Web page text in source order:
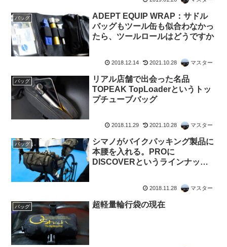
バッグ
ADEPT EQUIP WRAP：サドル
バッグもツール缶も似合わなかっ
たら、ツールロールはどうですか
2018.12.14 2021.10.28 マスター
バッグ
リアル店舗で出会った名品
TOPEAK TopLoaderというトッ
プチューブバッグ
2018.11.29 2021.10.28 マスター
バッグ
シマノがバイクパッキング製品に
本腰を入れる。PROに
DISCOVERというラインナップ
2018.11.28 マスター
バッグ 超軽量輪行袋の現在